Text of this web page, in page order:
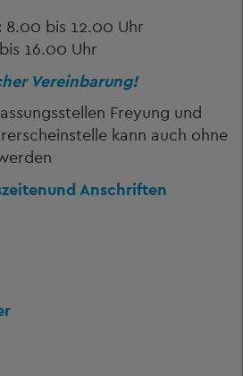
8.00 bis 12.00 Uhr
16.00 Uhr
Vereinbarung!
Freyung und
kann auch ohne
und Anschriften